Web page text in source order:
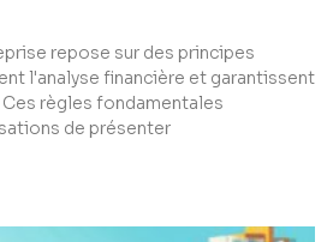
repose sur des principes
l'analyse financière et garantissent
règles fondamentales
de présenter